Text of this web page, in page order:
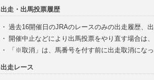
出走・出馬投票履歴
・ 過去16開催日のJRAのレースのみの出走履歴、
・ 開催中止などにより出馬投票をやり直す場合は
・
「※取消」は、馬番号を付す前に出走取消にな
出走レース